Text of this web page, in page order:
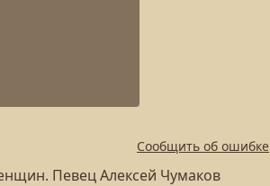
Сообщить об ошибке
Певец Алексей Чумаков